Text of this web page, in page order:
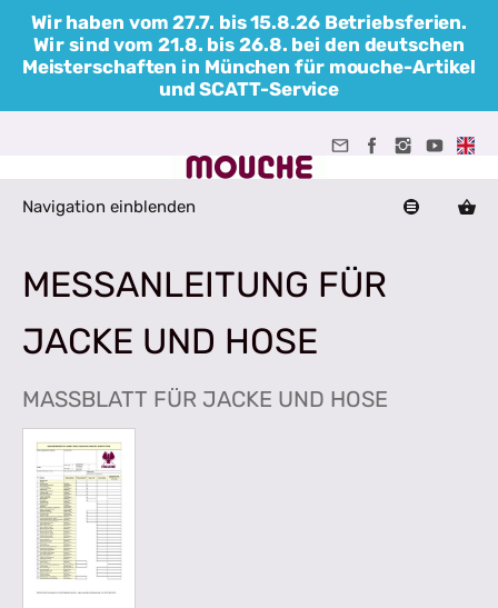
Wir haben vom 27.7. bis 15.8.26 Betriebsferien.
Wir sind vom 21.8. bis 26.8. bei den deutschen
Meisterschaften in München für mouche-Artikel
und SCATT-Service
Navigation einblenden
MESSANLEITUNG FÜR
JACKE UND HOSE
MASSBLATT FÜR JACKE UND HOSE